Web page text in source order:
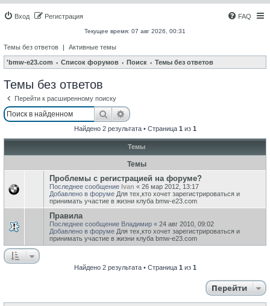
Вход Регистрация FAQ
Текущее время: 07 авг 2026, 00:31
Темы без ответов | Активные темы
'bmw-e23.com Список форумов Поиск Темы без ответов
Темы без ответов
Перейти к расширенному поиску
ПоискРасширенный поиск
Найдено 2 результата • Страница 1 из 1
Темы
Темы
Проблемы с регистрацией на форуме?
Последнее сообщение Ivan « 26 мар 2012, 13:17
Добавлено в форуме Для тех,кто хочет зарегистрироваться и
принимать участие в жизни клуба bmw-e23.com
Правила
Последнее сообщение Владимир « 24 авг 2010, 09:02
Добавлено в форуме Для тех,кто хочет зарегистрироваться и
принимать участие в жизни клуба bmw-e23.com
Найдено 2 результата • Страница 1 из 1
Перейти